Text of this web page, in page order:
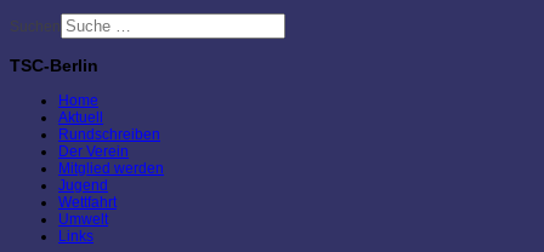
Suchen
TSC-Berlin
Home
Aktuell
Rundschreiben
Der Verein
Mitglied werden
Jugend
Wettfahrt
Umwelt
Links